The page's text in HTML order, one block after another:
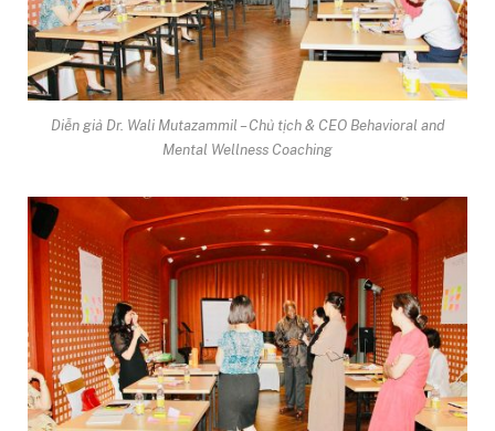
Diễn giả Dr. Wali Mutazammil – Chủ tịch & CEO Behavioral and
Mental Wellness Coaching